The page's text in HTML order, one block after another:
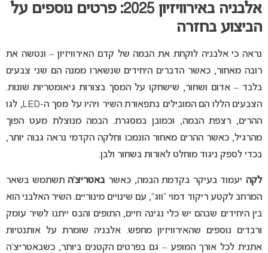
אלבניה באירוויזיון 2025: פרטים נוספים על
הביצוע בחזרה
נראה כי אלבניה לוקחת את הבמה של קדם האירוויזיון – ונטשה את
רובה מאחור, כאשר הדברים היחידים שנשארו ממנה הם שני צבעים
בלבד – אדום ושחור, שישחקו על המסך בצורות גיאומטריות שונות.
הצבעים הללו הם המובילים בתפאורת השיר ויהיו על מסך ה-LED, לגו
ההרים, רצפת הבמה, וכמובן במסגרת. הבמה מנוצלת מעט הפוך
מהרגיל, כאשר ההרים מאחור הונמכו וחלקה הקדמי נראה גבוה יותר,
בכדי לספק ניגוד מוחלט לאורות בשחור ולבן.
לקה יעמוד בעיקר בקדמת הבמה, כאשר באטריצ’התשתמש בשאר
המרחב לקטע ריקוד דמוי “ווג”, עם שינויים מינוריים. השיר האלבני הוא
בין היחידים שבהם יש כלי נגינה חיים, התופים והבס ייתנו לשיר עומק
ורבדים נוספים שהאירוויזיון מחפש. אלבניה שומרת על אותנטיות
אתנית לכל אורך המופע – גם בפרטים הקטנים ביותר, כשבאטריצ’ה